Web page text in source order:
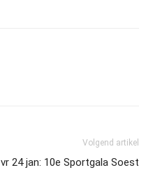
Volgend artikel
vr 24 jan: 10e Sportgala Soest